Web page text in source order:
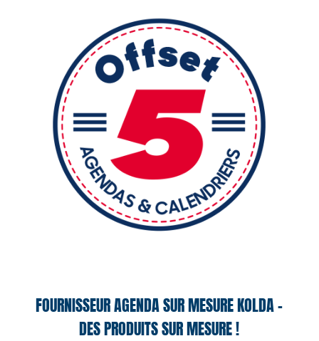
FOURNISSEUR AGENDA SUR MESURE KOLDA –
DES PRODUITS SUR MESURE !